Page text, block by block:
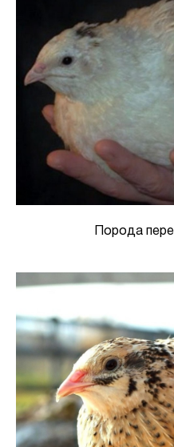
Порода